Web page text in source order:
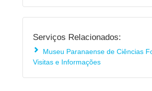
Serviços Relacionados:
Museu Paranaense de Ciências
Visitas e Informações